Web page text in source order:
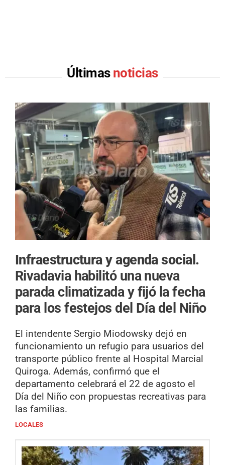
Últimas noticias
Infraestructura y agenda social.
Rivadavia habilitó una nueva
parada climatizada y fijó la fecha
para los festejos del Día del Niño
El intendente Sergio Miodowsky dejó en
funcionamiento un refugio para usuarios del
transporte público frente al Hospital Marcial
Quiroga. Además, confirmó que el
departamento celebrará el 22 de agosto el
Día del Niño con propuestas recreativas para
las familias.
LOCALES